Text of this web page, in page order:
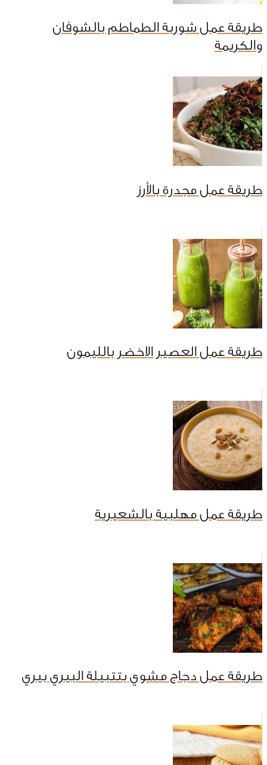
طريقة عمل شوربة الطماطم بالشوفان
والكريمة
طريقة عمل مجدرة بالأرز
طريقة عمل العصير الاخضر بالليمون
طريقة عمل مهلبية بالشعيرية
طريقة عمل دجاج مشوي بتتبيلة البيري بيري